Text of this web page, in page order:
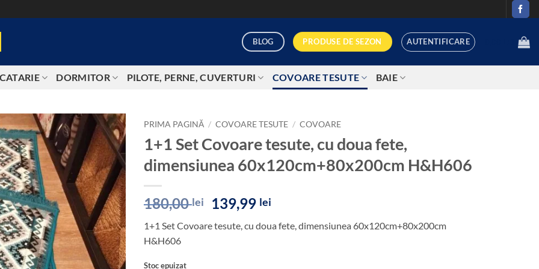
BLOG PRODUSE DE SEZON AUTENTIFICARE
DORMITOR PILOTE, PERNE, CUVERTURI COVOARE TESUTE BAIE
Add to
wishlist
PRIMA PAGINĂ / COVOARE TESUTE / COVOARE
1+1 Set Covoare tesute, cu doua fete,
dimensiunea 60x120cm+80x200cm H&H606
180,00lei
Prețul
inițial
a
139,99 lei
este:
1+1 Set Covoare tesute, cu doua fete, dimensiunea 60x120cm+80x200cm
H&H606
Stoc epuizat